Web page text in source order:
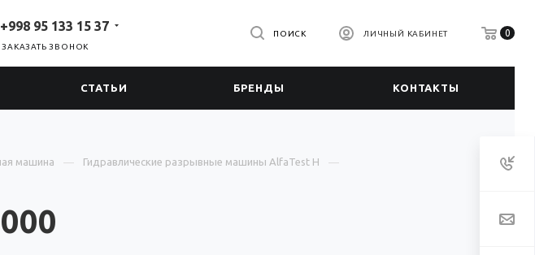
+998 95 133 15 37
ЗАКАЗАТЬ ЗВОНОК
0
ЛИЧНЫЙ КАБИНЕТ
ПОИСК
СТАТЬИ БРЕНДЫ КОНТАКТЫ
машина
Гидравлические разрывные машины AlfaTest Н